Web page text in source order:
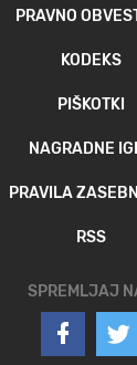
PRAVNO
KODEKS
PIŠKOTKI
NAGRADNE
PRAVILA
RSS
SPREMLJAJ